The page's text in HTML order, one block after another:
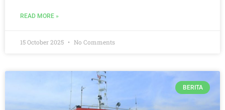
READ MORE »
15 October 2025 No Comments
BERITA